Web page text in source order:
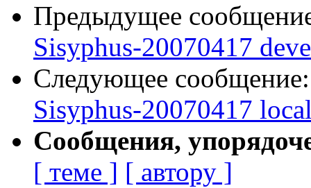
Предыдущее
Sisyphus-20070417
Следующее
Sisyphus-20070417
Сообщения,
[ теме ] [ автору ]